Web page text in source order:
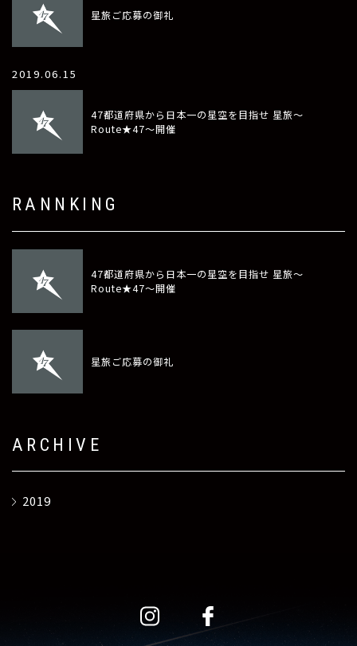
星旅ご応募の御礼
2019.06.15
47都道府県から日本一の星空を目指せ 星旅〜
Route★47〜開催
RANNKING
47都道府県から日本一の星空を目指せ 星旅〜
Route★47〜開催
星旅ご応募の御礼
ARCHIVE
2019